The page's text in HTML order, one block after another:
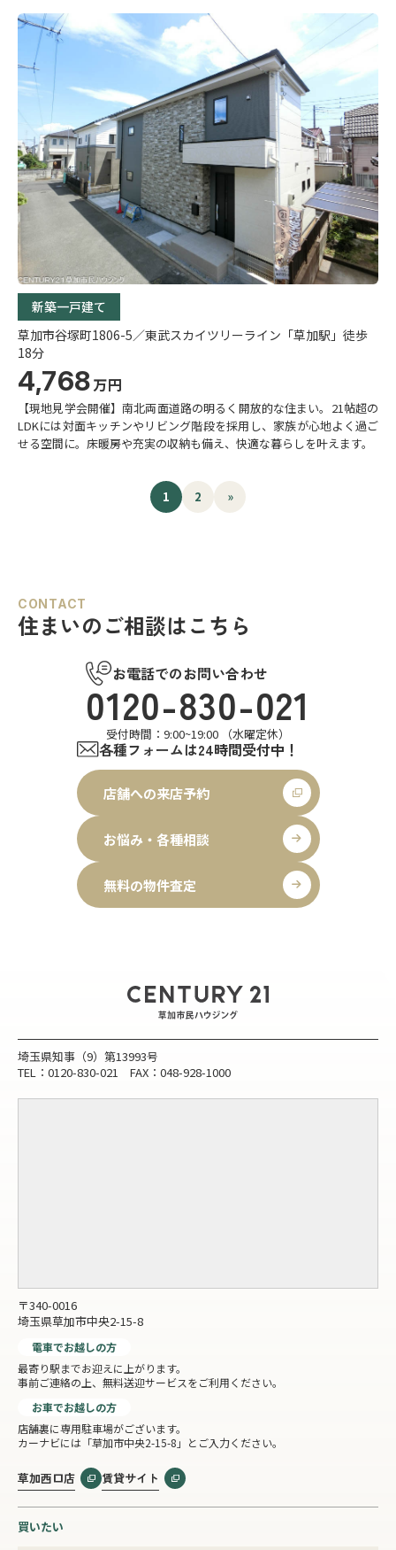
新築一戸建て
草加市谷塚町1806-5／東武スカイツリーライン「草加駅」徒歩
18分
4,768万円
【現地見学会開催】南北両面道路の明るく開放的な住まい。21帖超の
LDKには対面キッチンやリビング階段を採用し、家族が心地よく過ご
せる空間に。床暖房や充実の収納も備え、快適な暮らしを叶えます。
1 2 »
CONTACT
住まいのご相談はこちら
お電話でのお問い合わせ
0120-830-021
受付時間：9:00~19:00 （水曜定休）
各種フォームは24時間受付中！
店舗への来店予約
お悩み・各種相談
無料の物件査定
埼玉県知事（9）第13993号
TEL：0120-830-021 FAX：048-928-1000
〒340-0016
埼玉県草加市中央2-15-8
電車でお越しの方
最寄り駅までお迎えに上がります。
事前ご連絡の上、無料送迎サービスをご利用ください。
お車でお越しの方
店舗裏に専用駐車場がございます。
カーナビには「草加市中央2-15-8」とご入力ください。
草加西口店 賃貸サイト
買いたい